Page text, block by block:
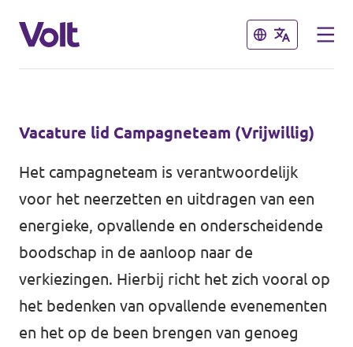
Sluiten
Volt afdelingen dichtbij
Volt Nederland
Volt Noord-Holland
Sluiten
Standpunten
Over Volt
Mensen
Nieuws
Vacature lid Campagneteam (Vrijwillig)
Het campagneteam is verantwoordelijk
voor het neerzetten en uitdragen van een
energieke, opvallende en onderscheidende
boodschap in de aanloop naar de
verkiezingen. Hierbij richt het zich vooral op
het bedenken van opvallende evenementen
en het op de been brengen van genoeg